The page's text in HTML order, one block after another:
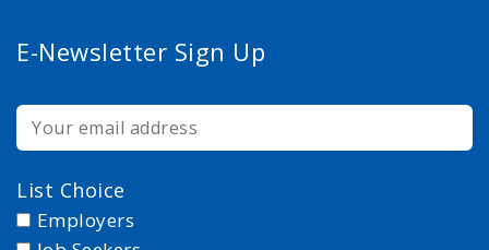
E-Newsletter Sign Up
List Choice
Employers